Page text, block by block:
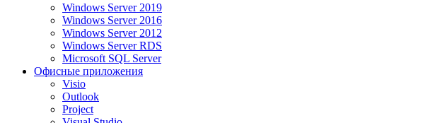
Windows Server 2019
Windows Server 2016
Windows Server 2012
Windows Server RDS
Microsoft SQL Server
Офисные приложения
Visio
Outlook
Project